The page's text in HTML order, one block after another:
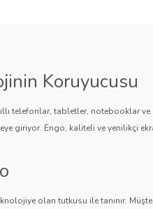
Koruyucusu
telefonlar, tabletler, notebooklar
giriyor. Engo, kaliteli ve yenilikçi
olan tutkusu ile tanınır.